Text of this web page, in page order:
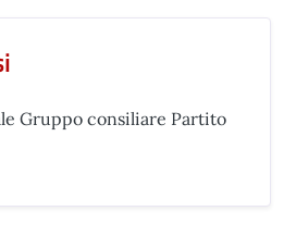
Gruppo consiliare Partito